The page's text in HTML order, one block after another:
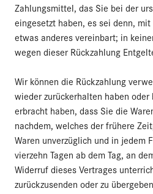
Zahlungsmittel, das Sie bei der
eingesetzt haben, es sei denn,
etwas anderes vereinbart; in
wegen dieser Rückzahlung
Wir können die Rückzahlung
wieder zurückerhalten haben
erbracht haben, dass Sie die
nachdem, welches der frühere
Waren unverzüglich und in jedem
vierzehn Tagen ab dem Tag, an
Widerruf dieses Vertrages
zurückzusenden oder zu